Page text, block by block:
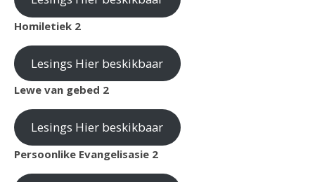
Homiletiek 2
Lesings Hier beskikbaar
Lewe van gebed 2
Lesings Hier beskikbaar
Persoonlike Evangelisasie 2